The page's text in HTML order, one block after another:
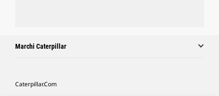
Marchi Caterpillar
Caterpillar.com